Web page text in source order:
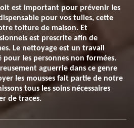
est important pour prévenir les
pour vos tuiles, cette
toiture de maison. Et
est prescrite afin de
Le nettoyage est un travail
les personnes non formées.
aguerrie dans ce genre
les mousses fait partie de notre
tous les soins nécessaires
de traces.